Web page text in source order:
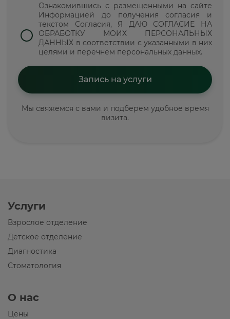
Ознакомившись с размещенными на сайте
Информацией до получения согласия и
текстом Согласия, Я ДАЮ СОГЛАСИЕ НА
ОБРАБОТКУ МОИХ ПЕРСОНАЛЬНЫХ
ДАННЫХ в соответствии с указанными в них
целями и перечнем персональных данных.
Мы свяжемся с вами и подберем удобное время
визита.
Услуги
Взрослое отделение
Детское отделение
Диагностика
Стоматология
О нас
Цены